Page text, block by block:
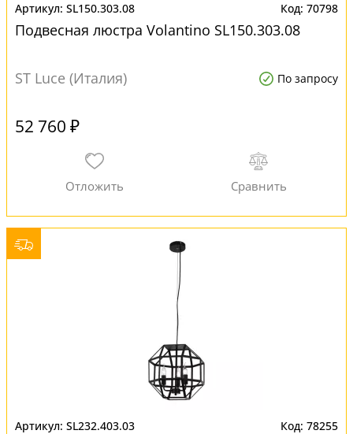
SL150.303.08 70798
Подвесная люстра Volantino SL150.303.08
ST Luce (Италия) По запросу
52 760 ₽
SL232.403.03 78255